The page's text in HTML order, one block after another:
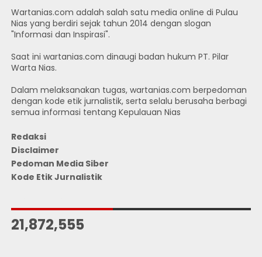
Wartanias.com adalah salah satu media online di Pulau
Nias yang berdiri sejak tahun 2014 dengan slogan
"Informasi dan Inspirasi".
Saat ini wartanias.com dinaugi badan hukum PT. Pilar
Warta Nias.
Dalam melaksanakan tugas, wartanias.com berpedoman
dengan kode etik jurnalistik, serta selalu berusaha berbagi
semua informasi tentang Kepulauan Nias
Redaksi
Disclaimer
Pedoman Media Siber
Kode Etik Jurnalistik
21,872,555